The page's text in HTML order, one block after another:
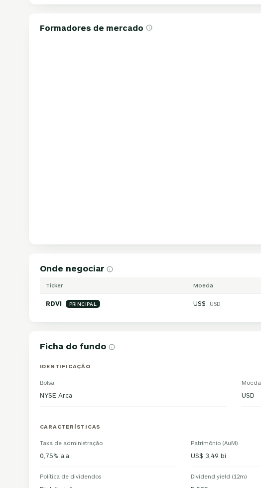
Formadores de mercado
Onde negociar
Ticker Moeda
RDVI PRINCIPAL US$ USD
Ficha do fundo
IDENTIFICAÇÃO
Bolsa
NYSE Arca
Moeda
USD
CARACTERÍSTICAS
Taxa de administração
0,75% a.a.
Patrimônio (AuM)
US$ 3,49 bi
Política de dividendos Dividend yield (12m)